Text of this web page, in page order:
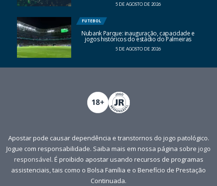
5 DE AGOSTO DE 2026
FUTEBOL
Nubank Parque: inauguração, capacidade e
jogos históricos do estádio do Palmeiras
5 DE AGOSTO DE 2026
Apostar pode causar dependência e transtornos do jogo patológico.
Jogue com responsabilidade. Saiba mais em nossa página sobre jogo
responsável. É proibido apostar usando recursos de programas
assistenciais, tais como o Bolsa Família e o Benefício de Prestação
Continuada.